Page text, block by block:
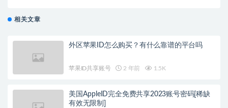
相关文章
外区苹果ID怎么购买？有什么靠谱的平台吗
苹果ID共享账号 2 年前 1.5K
美国AppleID完全免费共享2023账号密码[稀缺
有效无限制]